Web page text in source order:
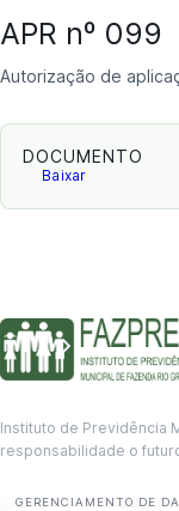
APR nº 099
Autorização de
DOCUMENTO
Baixar
Instituto de Previdência
responsabilidade o
GERENCIAMENTO DE